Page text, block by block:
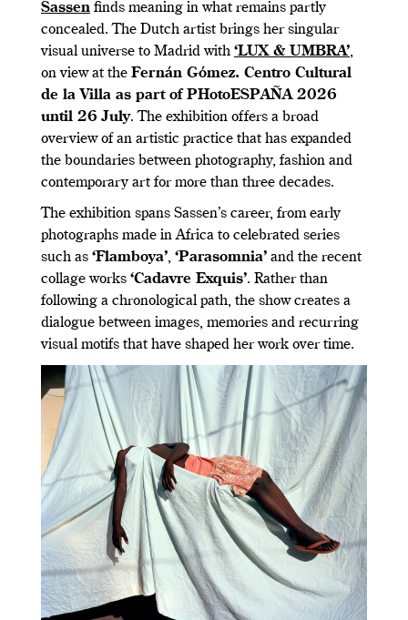
Sassen finds meaning in what remains partly
concealed. The Dutch artist brings her singular
visual universe to Madrid with ‘LUX & UMBRA’,
on view at the Fernán Gómez. Centro Cultural
de la Villa as part of PHotoESPAÑA 2026
until 26 July. The exhibition offers a broad
overview of an artistic practice that has expanded
the boundaries between photography, fashion and
contemporary art for more than three decades.
The exhibition spans Sassen’s career, from early
photographs made in Africa to celebrated series
such as ‘Flamboya’, ‘Parasomnia’ and the recent
collage works ‘Cadavre Exquis’. Rather than
following a chronological path, the show creates a
dialogue between images, memories and recurring
visual motifs that have shaped her work over time.